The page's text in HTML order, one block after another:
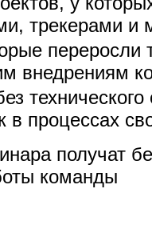
трекерами и
переросли
внедрениям
в процессах
получат
команды